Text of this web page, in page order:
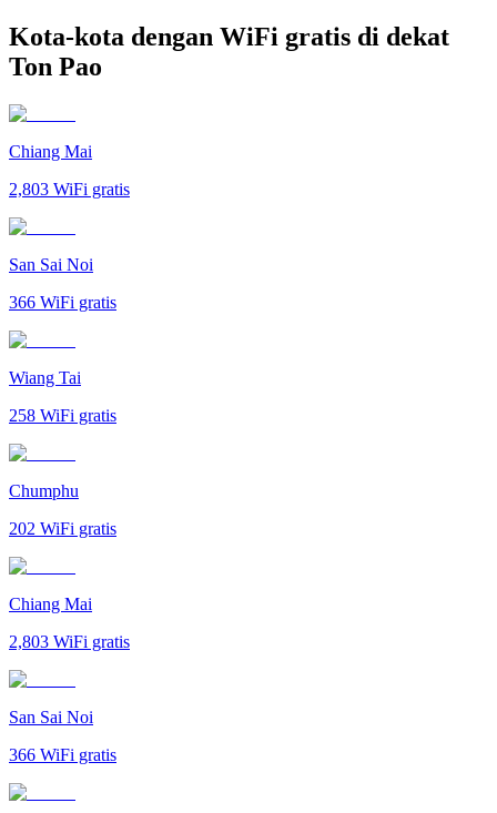
Kota-kota dengan WiFi gratis di dekat
Ton Pao
Chiang Mai
2,803 WiFi gratis
San Sai Noi
366 WiFi gratis
Wiang Tai
258 WiFi gratis
Chumphu
202 WiFi gratis
Chiang Mai
2,803 WiFi gratis
San Sai Noi
366 WiFi gratis